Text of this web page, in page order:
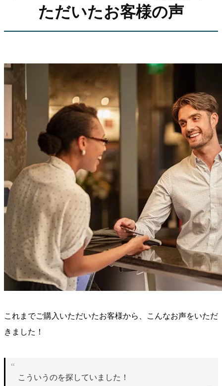
ただいたお客様の声
これまでご購入いただいたお客様から、こんなお声をいただ
きました！
こういうのを探していました！